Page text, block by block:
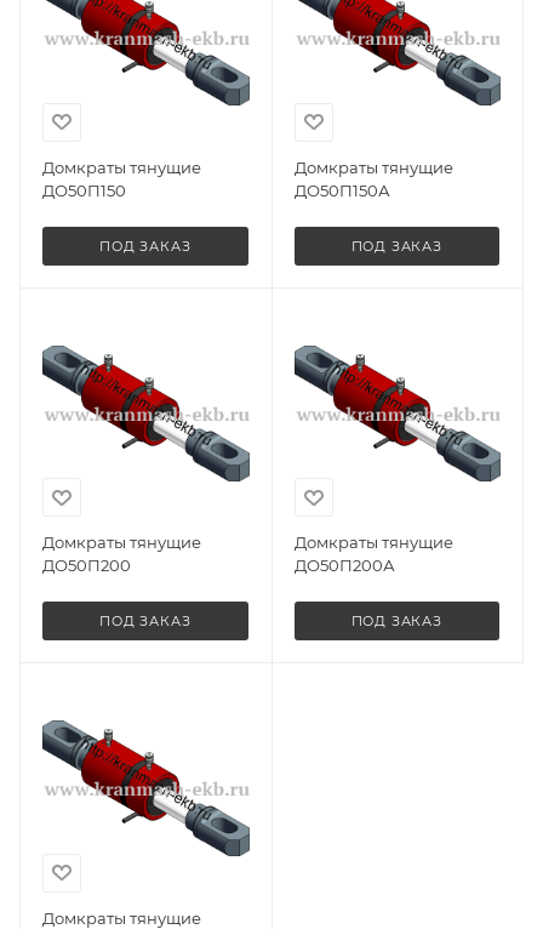
Домкраты тянущие
ДО50П150
ПОД ЗАКАЗ
Домкраты тянущие
ДО50П150А
ПОД ЗАКАЗ
Домкраты тянущие
ДО50П200
ПОД ЗАКАЗ
Домкраты тянущие
ДО50П200А
ПОД ЗАКАЗ
Домкраты тянущие